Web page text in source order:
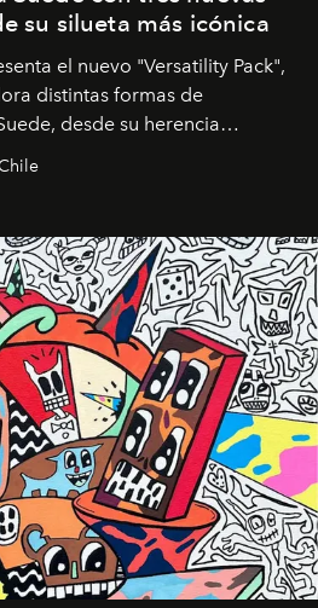
su silueta más icónica
el nuevo "Versatility Pack",
distintas formas de
desde su herencia
moderna inspirada en el